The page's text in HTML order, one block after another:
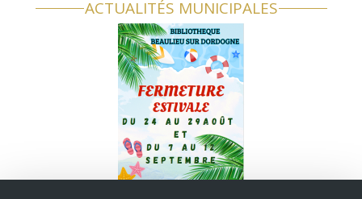
ACTUALITÉS MUNICIPALES